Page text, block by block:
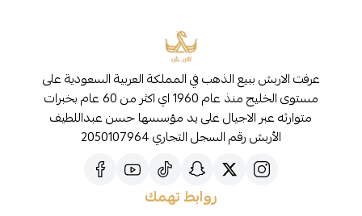
عرفت الاربش ببيع الذهب في المملكة العربية السعودية على
مستوى الخليج منذ عام 1960 اي اكثر من 60 عام بخبرات
متوارثه عبر الاجيال على يد مؤسسها حسن عبداللطيف
الأربش رقم السجل التجاري 2050107964
روابط تهمك